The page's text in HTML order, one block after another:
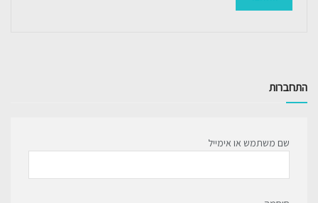
התחברות
שם משתמש או אימייל